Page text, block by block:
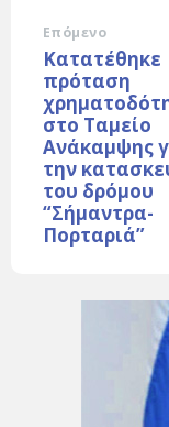
Επόμενο
Κατατέθηκε
πρόταση
στο Ταμείο
Ανάκαμψης
την
του δρόμου
“Σήμαντρα-
Πορταριά”